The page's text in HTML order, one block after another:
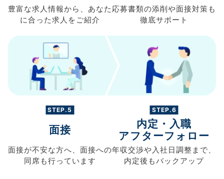
豊富な求人情報から、 あなた
に合った求人を ご紹介
応募書類の添削や面接対策も
徹底サポート
STEP.5
面接
面接が不安な方へ、 面接への
同席も行っています
STEP.6
内定・入職
アフターフォロー
年収交渉や入社日調整まで、
内定後もバックアップ